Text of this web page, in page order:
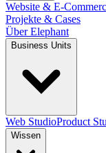
Website & E-
Projekte & Cases
Über Elephant
Business Units
Web StudioProduct
Wissen